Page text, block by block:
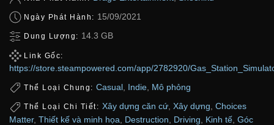
Ngày Phát Hành: 15/09/2021
Dung Lượng: 14.3 GB
Link Gốc:
https://store.steampowered.com/app/2782920/
Thể Loại Chung: Casual Indie Mô phỏng
Thể Loại Chi Tiết: Xây dựng căn cứ, Xây dựng, Choices
Matter, Thiết kế và minh họa Destruction Driving Kinh tế Góc